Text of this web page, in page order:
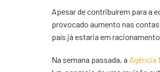
Apesar de contribuírem para a
provocado aumento nas
país já estaria em
Na semana passada, a Agência